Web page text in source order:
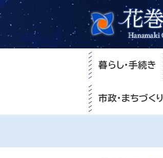
暮らし・手続き
市政・まちづくり